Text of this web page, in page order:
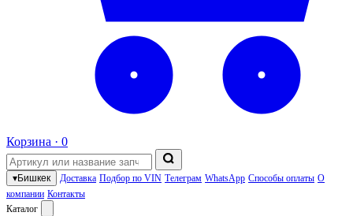
Корзина · 0
▾Бишкек Доставка Подбор по VIN Телеграм WhatsApp Способы оплаты О
компании Контакты
Каталог